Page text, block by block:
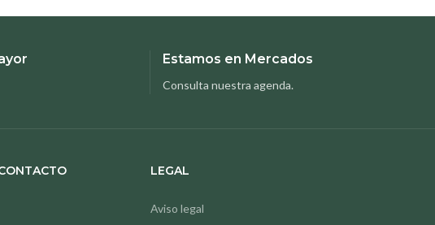
Estamos en Mercados
Consulta nuestra agenda.
LEGAL
Aviso legal